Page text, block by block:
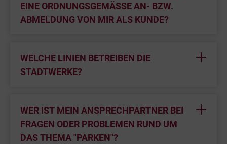
EINE ORDNUNGSGEMÄSSE AN- BZW. A
BMELDUNG VON MIR ALS KUNDE?
WELCHE LINIEN BETREIBEN DIE
STADTWERKE?
WER IST MEIN ANSPRECHPARTNER BEI
FRAGEN ODER PROBLEMEN RUND UM
DAS THEMA "PARKEN"?